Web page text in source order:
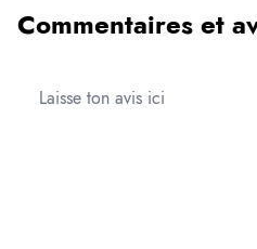
Commentaires et